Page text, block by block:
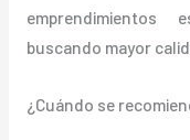
emprendimientos
buscando mayor
¿Cuándo se